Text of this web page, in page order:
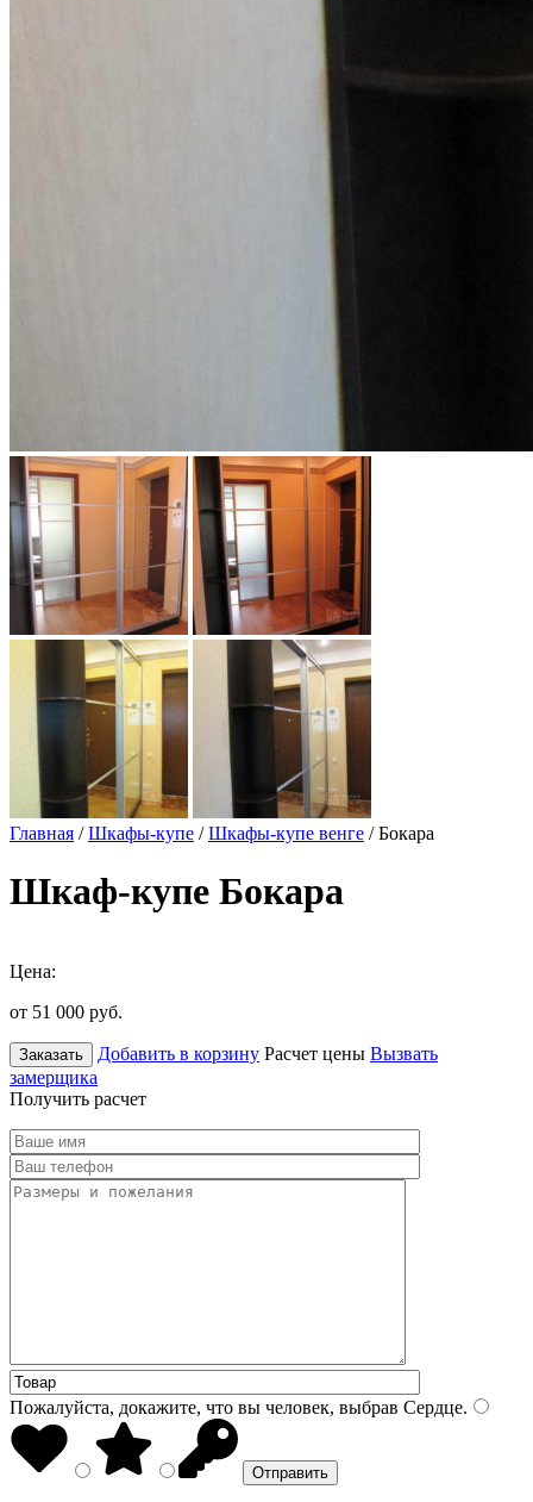
Главная /Шкафы-купе /Шкафы-купе венге / Бокара
Шкаф-купе Бокара
Цена:
от 51 000 руб.
Заказать Добавить в корзину Расчет цены Вызвать
замерщика
Получить расчет
Пожалуйста, докажите, что вы человек, выбрав Сердце.